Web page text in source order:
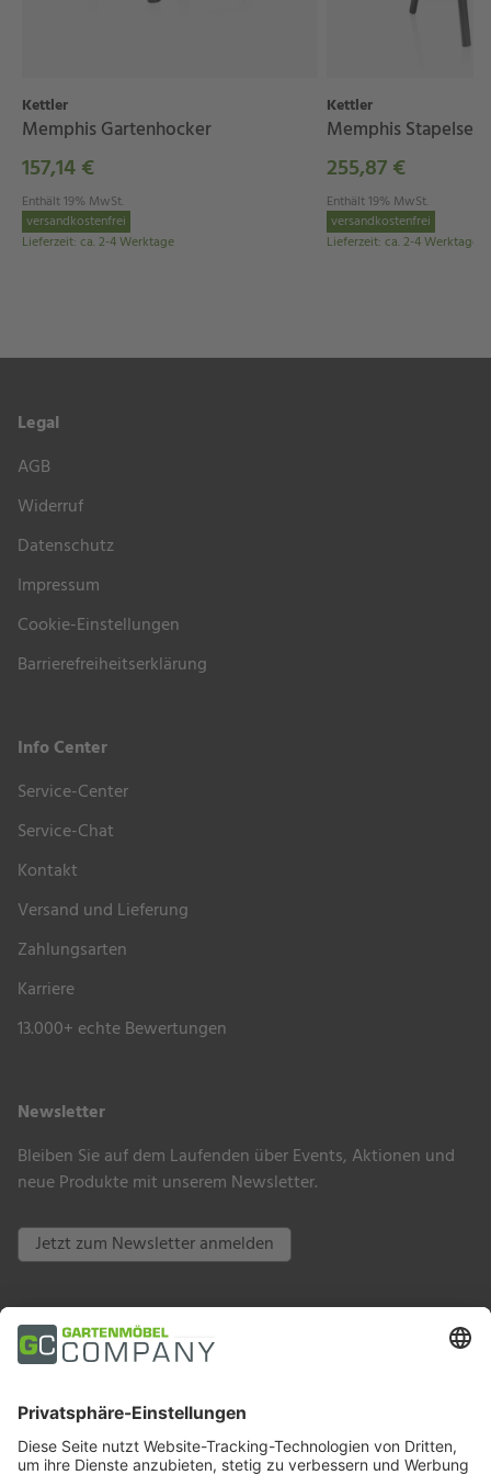
Kettler
Memphis Gartenhocker
157,14 €
Enthält 19% MwSt.
versandkostenfrei
Lieferzeit: ca. 2-4 Werktage
Kettler
Memphis
255,87 €
Enthält 19% MwSt.
versandkostenfrei
Lieferzeit: ca. 2-4 Werktage
Legal
AGB
Widerruf
Datenschutz
Impressum
Cookie-Einstellungen
Barrierefreiheitserklärung
Info Center
Service-Center
Service-Chat
Kontakt
Versand und Lieferung
Zahlungsarten
Karriere
13.000+ echte Bewertungen
Newsletter
Bleiben Sie auf dem Laufenden über Events, Aktionen und
neue Produkte mit unserem Newsletter.
Jetzt zum Newsletter anmelden
Zahlungsarten